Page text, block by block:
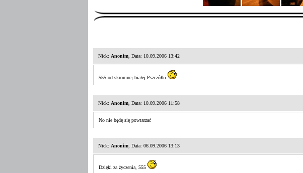
Nick: Anonim, Data: 10.09.2006 13:42
555 od skromnej białej Pszczółki
Nick: Anonim, Data: 10.09.2006 11:58
No nie będę się powtarzać
Nick: Anonim, Data: 06.09.2006 13:13
Dzięki za życzenia, 555